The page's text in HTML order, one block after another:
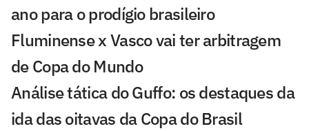
ano para o prodígio brasileiro
Fluminense x Vasco vai ter arbitragem
de Copa do Mundo
Análise tática do Guffo: os destaques da
ida das oitavas da Copa do Brasil